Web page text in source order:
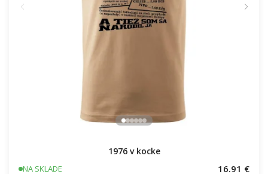
1976 v kocke
NA SKLADE 16.91 €